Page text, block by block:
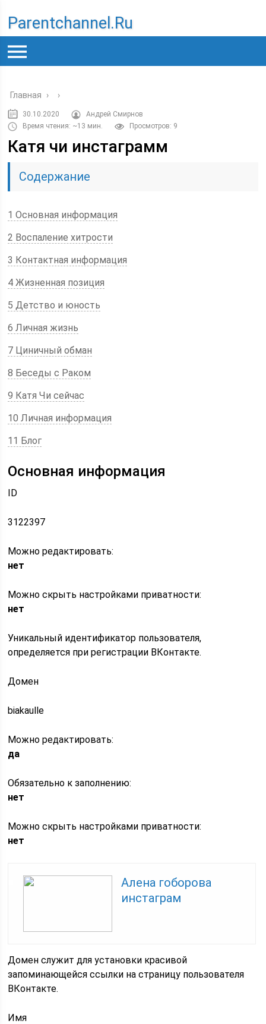
Parentchannel.ru
Главная › ›
30.10.2020
Андрей Смирнов
Время чтения: ~13 мин.
Просмотров: 9
Катя чи инстаграмм
Содержание
1 Основная информация
2 Воспаление хитрости
3 Контактная информация
4 Жизненная позиция
5 Детство и юность
6 Личная жизнь
7 Циничный обман
8 Беседы с Раком
9 Катя Чи сейчас
10 Личная информация
11 Блог
Основная информация
ID
3122397
Можно редактировать:
нет
Можно скрыть настройками приватности:
нет
Уникальный идентификатор пользователя,
определяется при регистрации ВКонтакте.
Домен
biakaulle
Можно редактировать:
да
Обязательно к заполнению:
нет
Можно скрыть настройками приватности:
нет
Алена гоборова
инстаграм
Домен служит для установки красивой
запоминающейся ссылки на страницу пользователя
ВКонтакте.
Имя